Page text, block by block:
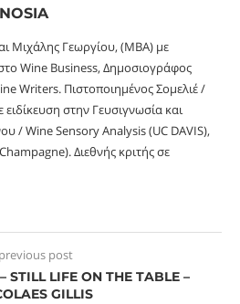
Μιχάλης Γεωργίου, (MBA) με
Wine Business, Δημοσιογράφος
Writers. Πιστοποιημένος Σομελιέ /
στην Γευσιγνωσία και
/ Wine Sensory Analysis (UC DAVIS),
Διεθνής κριτής σε
previous post
LIFE ON THE TABLE –
GILLIS